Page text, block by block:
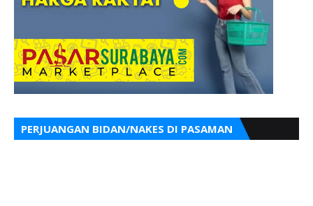
PERJUANGAN BIDAN/NAKES DI PASAMAN